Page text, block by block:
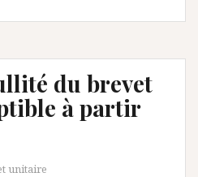
du brevet
à partir
unitaire